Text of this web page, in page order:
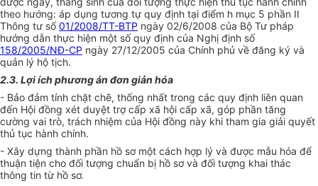
theo hướng: áp dụng tương tự quy định tại điểm h mục 5 phần II
Thông tư số01/2008/TT-BTP ngày 02/6/2008 của Bộ Tư pháp
hướng dẫn thực hiện một số quy định của Nghị định số
158/2005/NĐ-CP ngày 27/12/2005 của Chính phủ về đăng ký và
quản lý hộ tịch.
2.3. Lợi ích phương án đơn giản hóa
- Bảo đảm tính chặt chẽ, thống nhất trong các quy định liên quan
đến Hội đồng xét duyệt trợ cấp xã hội cấp xã, góp phần tăng
cường vai trò, trách nhiệm của Hội đồng này khi tham gia giải quyết
thủ tục hành chính.
- Xây dựng thành phần hồ sơ một cách hợp lý và được mẫu hóa để
thuận tiện cho đối tượng chuẩn bị hồ sơ và đối tượng khai thác
thông tin từ hồ sơ.